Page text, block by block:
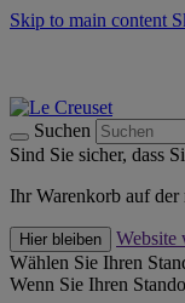
Skip to main content
Suchen
Sind Sie sicher, dass
Ihr Warenkorb auf der
Hier bleiben
Website
Wählen Sie Ihren
Wenn Sie Ihren